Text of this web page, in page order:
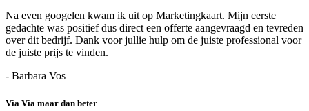
Na even googelen kwam ik uit op Marketingkaart. Mijn eerste
gedachte was positief dus direct een offerte aangevraagd en tevreden
over dit bedrijf. Dank voor jullie hulp om de juiste professional voor
de juiste prijs te vinden.
- Barbara Vos
Via Via maar dan beter